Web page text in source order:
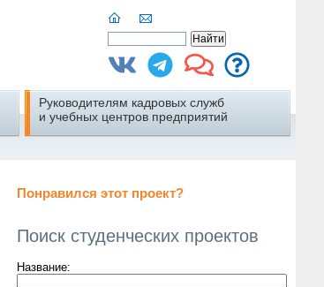
Руководителям кадровых служб
и учебных центров предприятий
Понравился этот проект?
Поиск студенческих проектов
Название: